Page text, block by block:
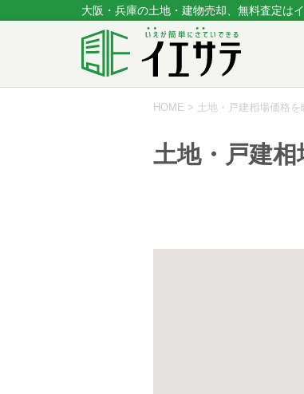
大阪・兵庫の土地・建物売却、無料査定は
HOME > 土地・戸建相場価格を
土地・戸建相